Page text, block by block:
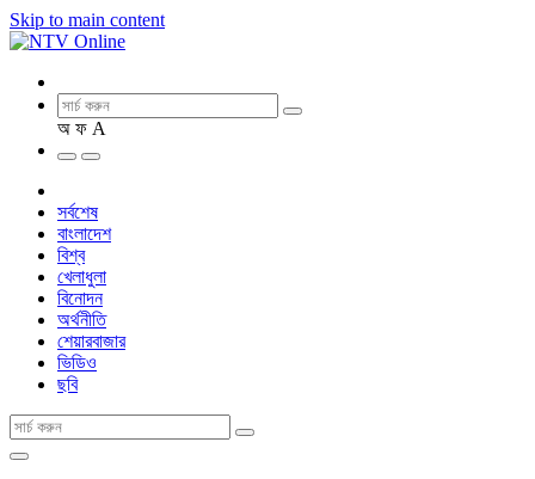
Skip to main content
অ ফ A
সর্বশেষ
বাংলাদেশ
বিশ্ব
খেলাধুলা
বিনোদন
অর্থনীতি
শেয়ারবাজার
ভিডিও
ছবি